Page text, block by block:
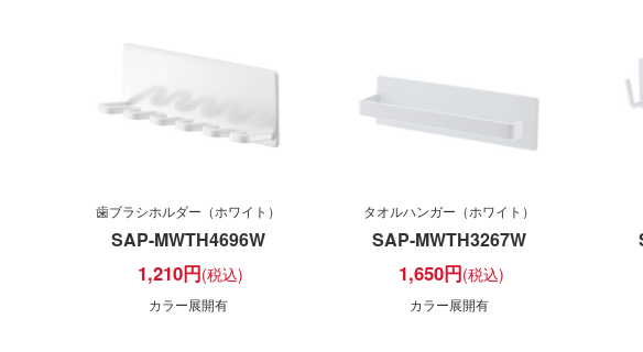
歯ブラシホルダー（ホワイト）
SAP-MWTH4696W
1,210円
カラー展開有
タオルハンガー（ホワイト）
SAP-MWTH3267W
1,650円
カラー展開有